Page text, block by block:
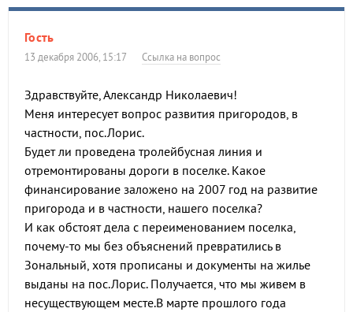
Гость
13 декабря 2006, 15:17 Ссылка на вопрос
Здравствуйте, Александр Николаевич!
Меня интересует вопрос развития пригородов, в
частности, пос.Лорис.
Будет ли проведена тролейбусная линия и
отремонтированы дороги в поселке. Какое
финансирование заложено на 2007 год на развитие
пригорода и в частности, нашего поселка?
И как обстоят дела с переименованием поселка,
почему-то мы без объяснений превратились в
Зональный, хотя прописаны и документы на жилье
выданы на пос.Лорис. Получается, что мы живем в
несуществующем месте.В марте прошлого года